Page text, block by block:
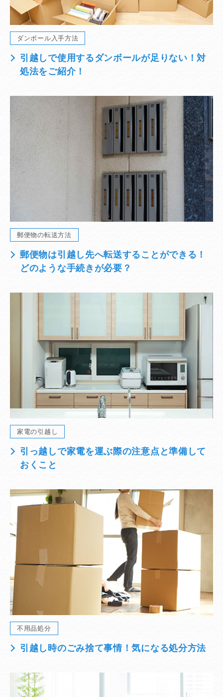
ダンボール入手方法
引越しで使用するダンボールが足りない！対
処法をご紹介！
郵便物の転送方法
郵便物は引越し先へ転送することができる！
どのような手続きが必要？
家電の引越し
引っ越しで家電を運ぶ際の注意点と準備して
おくこと
不用品処分
引越し時のごみ捨て事情！気になる処分方法